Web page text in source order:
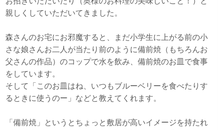
親しくしていただいてきました。
森さんのお宅にお邪魔すると、まだ小学生に上がる前の小
さな娘さんお二人が当たり前のように備前焼（もちろんお
父さんの作品）のコップで水を飲み、備前焼のお皿で食事
をしています。
そして「このお皿はね、いつもブルーベリーを食べたりす
るときに使うのー」などと教えてくれます。
「備前焼」というとちょっと敷居が高いイメージを持たれ